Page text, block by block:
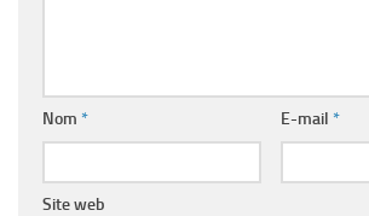
Nom * E-mail *
Site web